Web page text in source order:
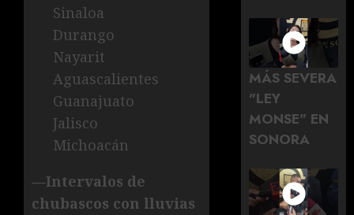
Sinaloa
Durango
Nayarit
Aguascalientes
Guanajuato
Jalisco
Michoacán
—Intervalos de
chubascos con lluvias
MÁS SEVERA
"LEY
MONSE" EN
SONORA